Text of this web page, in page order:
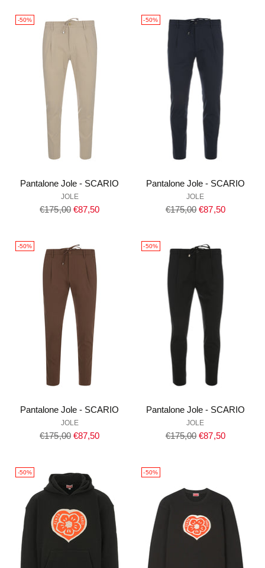
-50%
Pantalone Jole - SCARIO
JOLE
Prezzo
€175,00 €87,50
-50%
Pantalone Jole - SCARIO
JOLE
Prezzo
€175,00 €87,50
-50%
Pantalone Jole - SCARIO
JOLE
Prezzo
€175,00 €87,50
-50%
Pantalone Jole - SCARIO
JOLE
Prezzo
€175,00 €87,50
-50% -50%